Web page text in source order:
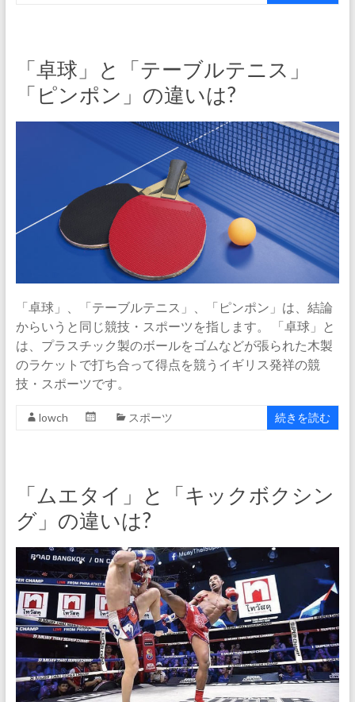
「卓球」と「テーブルテニス」
「ピンポン」の違いは?
「卓球」、「テーブルテニス」、「ピンポン」は、結論
からいうと同じ競技・スポーツを指します。 「卓球」と
は、プラスチック製のボールをゴムなどが張られた木製
のラケットで打ち合って得点を競うイギリス発祥の競
技・スポーツです。
lowch スポーツ 続きを読む
「ムエタイ」と「キックボクシン
グ」の違いは?